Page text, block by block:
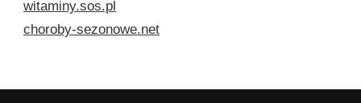
witaminy.sos.pl
choroby-sezonowe.net